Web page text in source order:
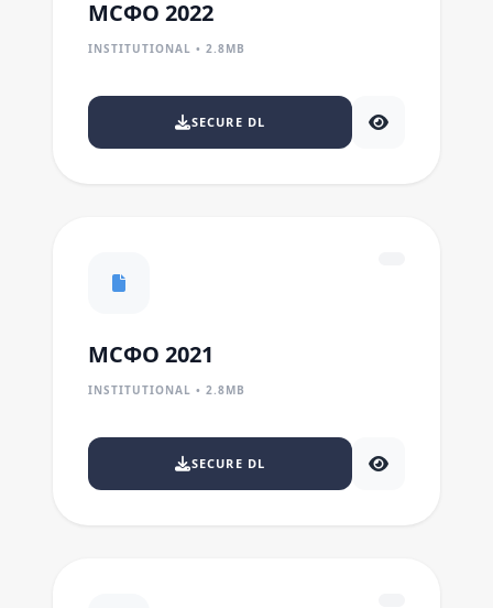
МСФО 2022
INSTITUTIONAL • 2.8MB
SECURE DL
МСФО 2021
INSTITUTIONAL • 2.8MB
SECURE DL